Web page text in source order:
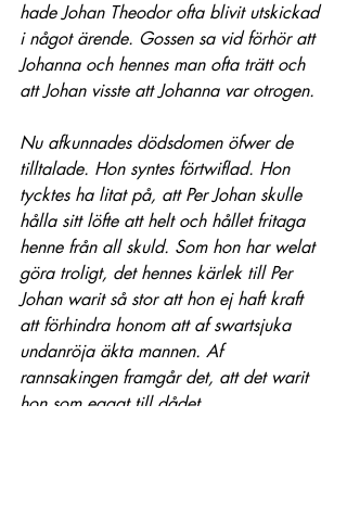
hade Johan Theodor ofta blivit utskickad
i något ärende. Gossen sa vid förhör att
Johanna och hennes man ofta trätt och
att Johan visste att Johanna var otrogen.
Nu afkunnades dödsdomen öfwer de
tilltalade. Hon syntes förtwiflad. Hon
tycktes ha litat på, att Per Johan skulle
hålla sitt löfte att helt och hållet fritaga
henne från all skuld. Som hon har welat
göra troligt, det hennes kärlek till Per
Johan warit så stor att hon ej haft kraft
att förhindra honom att af swartsjuka
undanröja äkta mannen. Af
rannsakingen framgår det, att det warit
hon som eggat till dådet.